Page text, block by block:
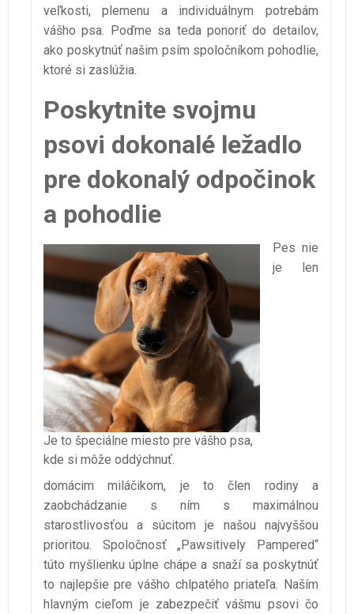
veľkosti, plemenu a individuálnym potrebám
vášho psa. Poďme sa teda ponoriť do detailov,
ako poskytnúť našim psím spoločníkom pohodlie,
ktoré si zaslúžia.
Poskytnite svojmu
psovi dokonalé ležadlo
pre dokonalý odpočinok
a pohodlie
Je to špeciálne miesto pre vášho psa,
kde si môže oddýchnuť.
Pes nie
je len
domácim miláčikom, je to člen rodiny a
zaobchádzanie s ním s maximálnou
starostlivosťou a súcitom je našou najvyššou
prioritou. Spoločnosť „Pawsitively Pampered“
túto myšlienku úplne chápe a snaží sa poskytnúť
to najlepšie pre vášho chlpatého priateľa. Naším
hlavným cieľom je zabezpečiť vášmu psovi čo